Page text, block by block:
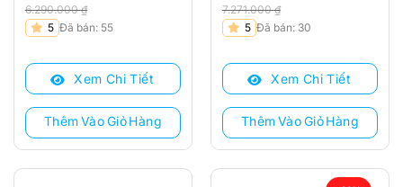
6.290.000₫
Giá
là:
6.290.000 ₫.
Giá
tại
4.910.000 ₫.
5 Đã bán: 55
Xem Chi Tiết
Thêm Vào Giỏ Hàng
7.271.000₫
Giá
là:
7.271.000 ₫.
Giá
tại
5.105.000 ₫.
5 Đã bán: 30
Xem Chi Tiết
Thêm Vào Giỏ Hàng